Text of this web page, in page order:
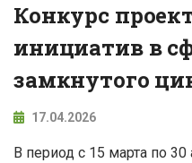
Конкурс
инициатив в
замкнутого
17.04.2026
В период с 15 марта по